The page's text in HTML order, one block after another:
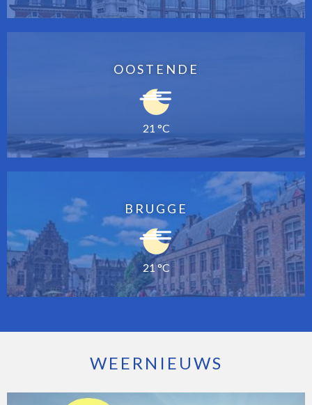
OOSTENDE
21 °C
BRUGGE
21 °C
WEERNIEUWS